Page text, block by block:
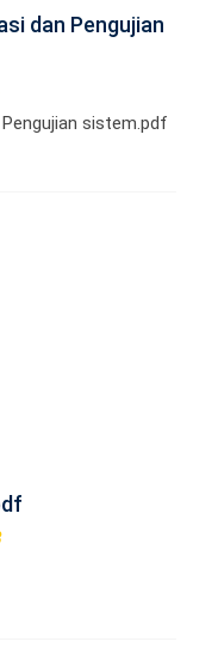
dan Pengujian
sistem.pdf